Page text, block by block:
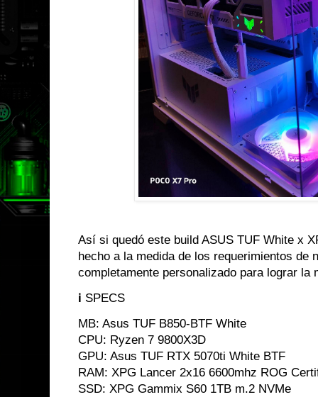
Así si quedó este build ASUS TUF White x
hecho a la medida de los requerimientos de
completamente personalizado para lograr la
ℹ️ SPECS
MB: Asus TUF B850-BTF White
CPU: Ryzen 7 9800X3D
GPU: Asus TUF RTX 5070ti White BTF
RAM: XPG Lancer 2x16 6600mhz ROG
SSD: XPG Gammix S60 1TB m.2 NVMe